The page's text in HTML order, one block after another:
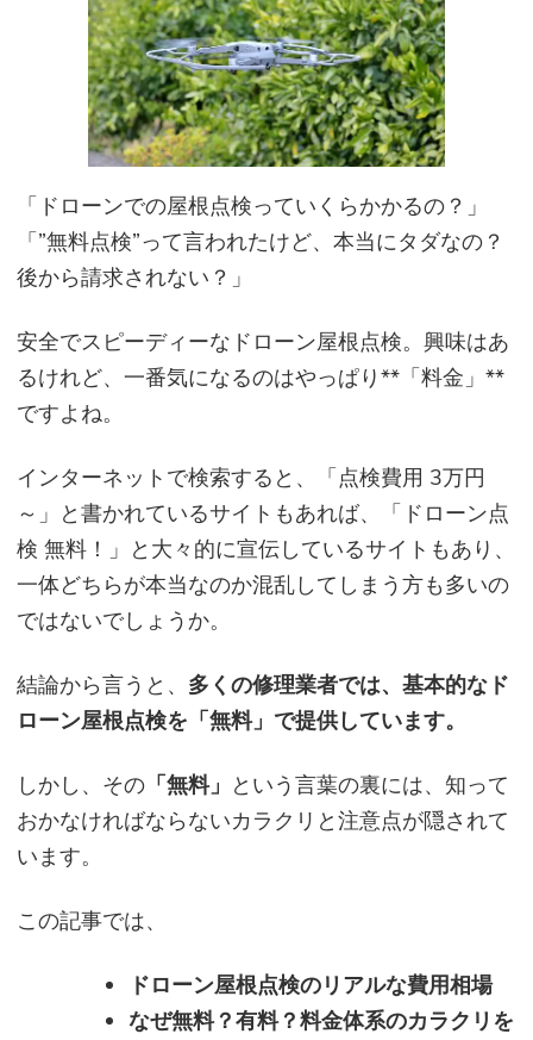
「 ドローンでの屋根点検っていくらかかるの？」
「”無料点検”って言われたけど、本当にタダなの？
後から請求されない？」
安全でスピーディーなドローン屋根点検。興味はあ
るけれど、一番気になるのはやっぱり**「料金」**
ですよね。
インターネットで検索すると、「点検費用 3万円
～」と書かれているサイトもあれば、「ドローン点
検 無料！」と大々的に宣伝しているサイトもあり、
一体どちらが本当なのか混乱してしまう方も多いの
ではないでしょうか。
結論から言うと、 多くの修理業者では、基本的なド
ローン屋根点検を「無料」で提供しています。
しかし、その 「無料」 という言葉の裏には、知って
おかなければならないカラクリと注意点が隠されて
います。
この記事では、
ドローン屋根点検のリアルな費用相場
なぜ無料？有料？料金体系のカラクリを